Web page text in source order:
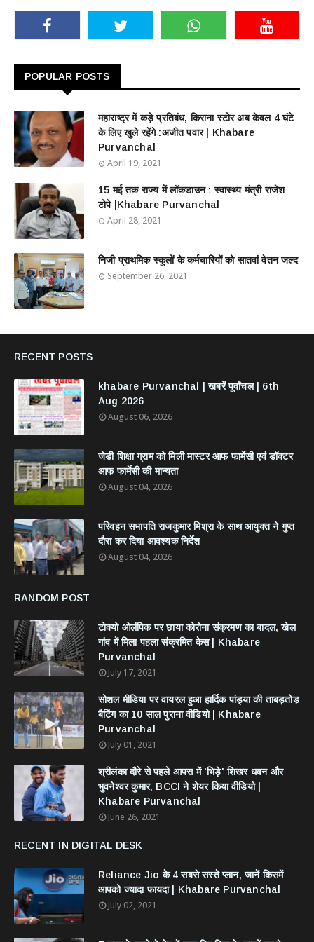
POPULAR POSTS
महाराष्ट्र में कड़े प्रतिबंध, किराना स्टोर अब केवल 4 घंटे
के लिए खुले रहेंगे :अजीत पवार | Khabare
Purvanchal
April 19, 2021
15 मई तक राज्य में लॉकडाउन : स्वास्थ्य मंत्री राजेश
टोपे |Khabare Purvanchal
April 28, 2021
निजी प्राथमिक स्कूलों के कर्मचारियों को सातवां वेतन जल्द
September 26, 2021
RECENT POSTS
khabare Purvanchal | खबरें पूर्वांचल | 6th
Aug 2026
August 06, 2026
जेडी शिक्षा ग्राम को मिली मास्टर आफ फार्मेसी एवं डॉक्टर
आफ फार्मेसी की मान्यता
August 04, 2026
परिवहन सभापति राजकुमार मिश्रा के साथ आयुक्त ने गुप्त
दौरा कर दिया आवश्यक निर्देश
August 04, 2026
RANDOM POST
टोक्यो ओलंपिक पर छाया कोरोना संक्रमण का बादल, खेल
गांव में मिला पहला संक्रमित केस | Khabare
Purvanchal
July 17, 2021
सोशल मीडिया पर वायरल हुआ हार्दिक पांड्या की ताबड़तोड़
बैटिंग का 10 साल पुराना वीडियो | Khabare
Purvanchal
July 01, 2021
श्रीलंका दौरे से पहले आपस में 'भिड़े' शिखर धवन और
भुवनेश्वर कुमार, BCCI ने शेयर किया वीडियो |
Khabare Purvanchal
June 26, 2021
RECENT IN DIGITAL DESK
Reliance Jio के 4 सबसे सस्ते प्लान, जानें किसमें
आपको ज्यादा फायदा | Khabare Purvanchal
July 02, 2021